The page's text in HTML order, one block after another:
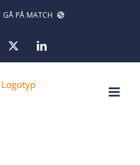
GÅ PÅ MATCH
LinkedIn